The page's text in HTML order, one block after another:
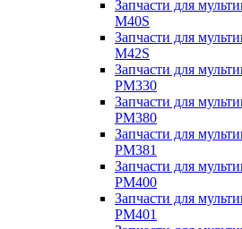
Запчасти для
M40S
Запчасти для
M42S
Запчасти для
PM330
Запчасти для
PM380
Запчасти для
PM381
Запчасти для
PM400
Запчасти для
PM401